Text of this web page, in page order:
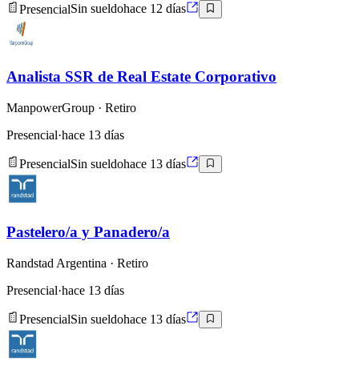
PresencialSin sueldohace 12 días
Analista SSR de Real Estate Corporativo
ManpowerGroup · Retiro
Presencial·hace 13 días
PresencialSin sueldohace 13 días
Pastelero/a y Panadero/a
Randstad Argentina · Retiro
Presencial·hace 13 días
PresencialSin sueldohace 13 días